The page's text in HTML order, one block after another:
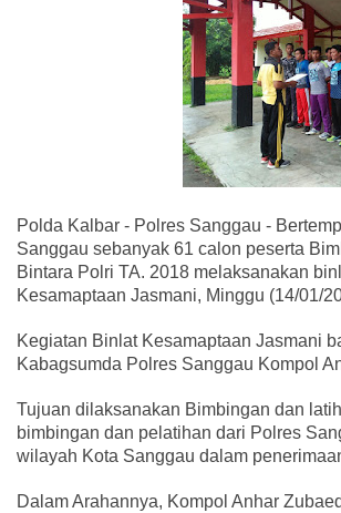
Polda Kalbar - Polres Sanggau -
Sanggau sebanyak 61 calon peserta
Bintara Polri TA. 2018 melaksanakan
Kesamaptaan Jasmani, Minggu (14/01/
Kegiatan Binlat Kesamaptaan Jasmani
Kabagsumda Polres Sanggau Kompol
Tujuan dilaksanakan Bimbingan dan
bimbingan dan pelatihan dari Polres
wilayah Kota Sanggau dalam
Dalam Arahannya, Kompol Anhar